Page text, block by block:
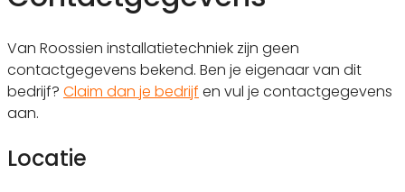
Van Roossien installatietechniek zijn geen
contactgegevens bekend. Ben je eigenaar van dit
bedrijf? Claim dan je bedrijf en vul je contactgegevens
aan.
Locatie